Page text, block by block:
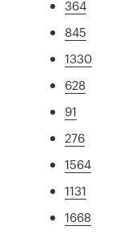
364
845
1330
628
91
276
1564
1131
1668